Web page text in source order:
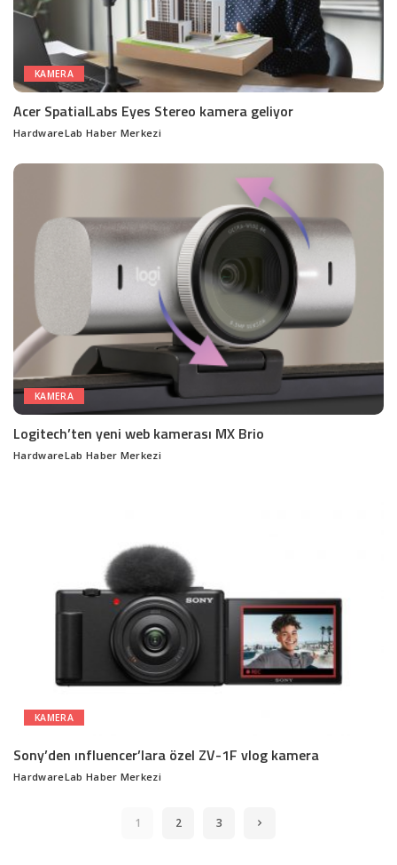
KAMERA
Acer SpatialLabs Eyes Stereo kamera geliyor
Posted
HardwareLab Haber Merkezi
KAMERA
Logitech’ten yeni web kamerası MX Brio
Posted
HardwareLab Haber Merkezi
KAMERA
Sony’den ınfluencer’lara özel ZV-1F vlog kamera
Posted
HardwareLab Haber Merkezi
1 2 3